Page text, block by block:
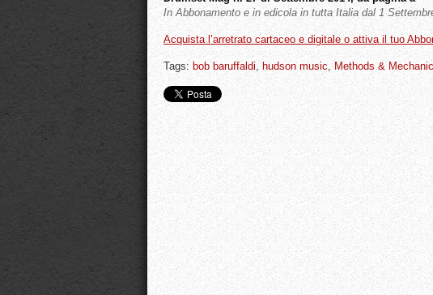
In Abbonamento e in edicola in tutta Italia dal 1
Acquista l’arretrato cartaceo e digitale o attiva il tuo
Tags:bob baruffaldi, hudson music,Methods &